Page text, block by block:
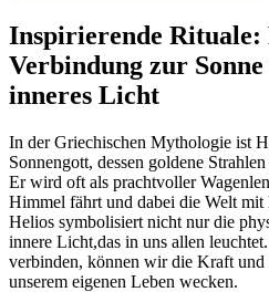
Inspirierende‍ Rituale:
Verbindung⁢ zur
inneres Licht
In der Griechischen Mythologie ist
Sonnengott, dessen goldene
Er ​wird oft als prachtvoller
Himmel fährt und dabei⁢ die Welt
⁤Helios symbolisiert nicht nur ⁢die
innere Licht,das in uns allen
verbinden, können wir ​die Kraft und
unserem eigenen Leben wecken.